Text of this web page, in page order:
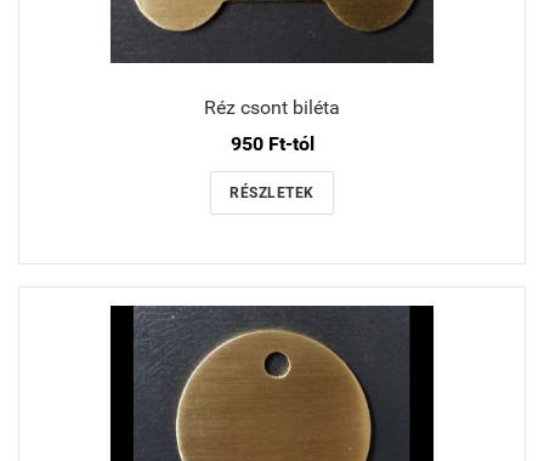
Réz csont biléta
950 Ft-tól
RÉSZLETEK